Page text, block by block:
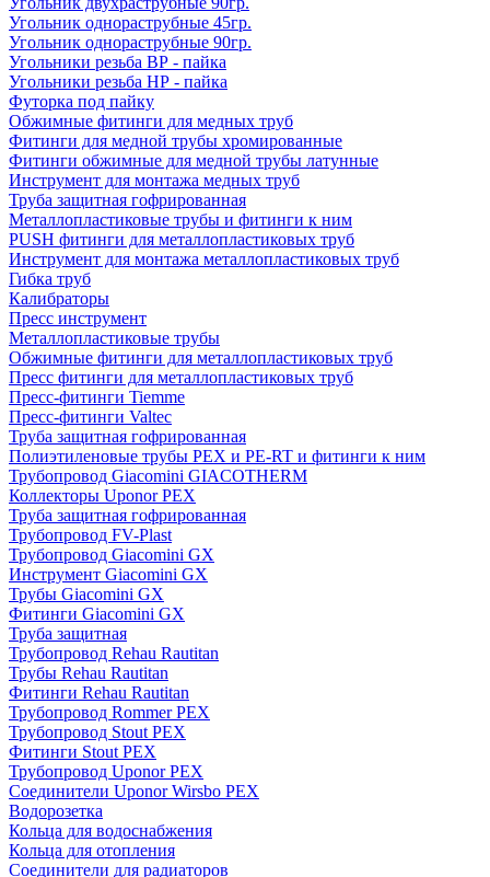
Угольник однораструбные 45гр.
Угольник однораструбные 90гр.
Угольники резьба ВР - пайка
Угольники резьба НР - пайка
Футорка под пайку
Обжимные фитинги для медных труб
Фитинги для медной трубы хромированные
Фитинги обжимные для медной трубы латунные
Инструмент для монтажа медных труб
Труба защитная гофрированная
Металлопластиковые трубы и фитинги к ним
PUSH фитинги для металлопластиковых труб
Инструмент для монтажа металлопластиковых труб
Гибка труб
Калибраторы
Пресс инструмент
Металлопластиковые трубы
Обжимные фитинги для металлопластиковых труб
Пресс фитинги для металлопластиковых труб
Пресс-фитинги Tiemme
Пресс-фитинги Valtec
Труба защитная гофрированная
Полиэтиленовые трубы PEX и PE-RT и фитинги к ним
Трубопровод Giacomini GIACOTHERM
Коллекторы Uponor PEX
Труба защитная гофрированная
Трубопровод FV-Plast
Трубопровод Giacomini GX
Инструмент Giacomini GX
Трубы Giacomini GX
Фитинги Giacomini GX
Труба защитная
Трубопровод Rehau Rautitan
Трубы Rehau Rautitan
Фитинги Rehau Rautitan
Трубопровод Rommer PEX
Трубопровод Stout PEX
Фитинги Stout PEX
Трубопровод Uponor PEX
Соединители Uponor Wirsbo PEX
Водорозетка
Кольца для водоснабжения
Кольца для отопления
Соединители для радиаторов